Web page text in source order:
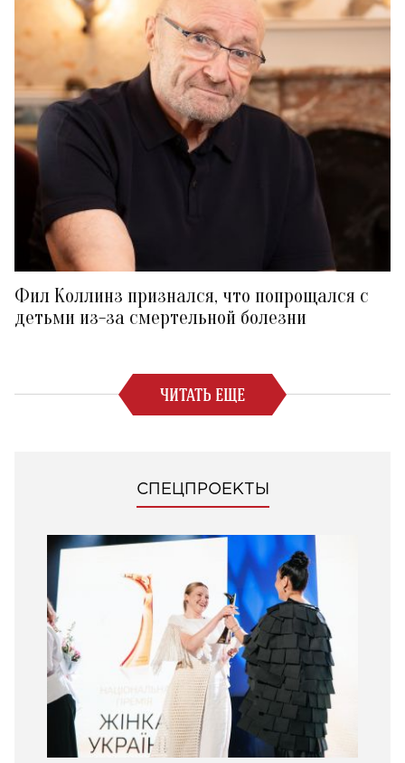
Фил Коллинз признался, что попрощался с
детьми из-за смертельной болезни
ЧИТАТЬ ЕЩЕ
СПЕЦПРОЕКТЫ